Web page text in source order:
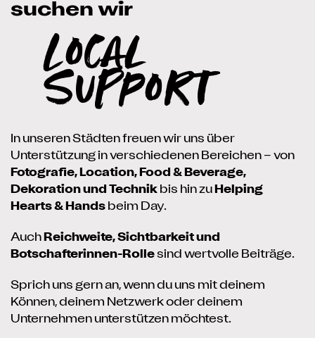
suchen wir
Local
Support
In unseren Städten freuen wir uns über
Unterstützung in verschiedenen Bereichen – von
Fotografie, Location, Food & Beverage,
Dekoration und Technik bis hin zu Helping
Hearts & Hands beim Day.
Auch Reichweite, Sichtbarkeit und
Botschafterinnen-Rolle sind wertvolle Beiträge.
Sprich uns gern an, wenn du uns mit deinem
Können, deinem Netzwerk oder deinem
Unternehmen unterstützen möchtest.